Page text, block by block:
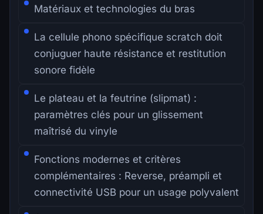
Matériaux et technologies du bras
La cellule phono spécifique scratch doit
conjuguer haute résistance et restitution
sonore fidèle
Le plateau et la feutrine (slipmat) :
paramètres clés pour un glissement
maîtrisé du vinyle
Fonctions modernes et critères
complémentaires : Reverse, préampli et
connectivité USB pour un usage polyvalent